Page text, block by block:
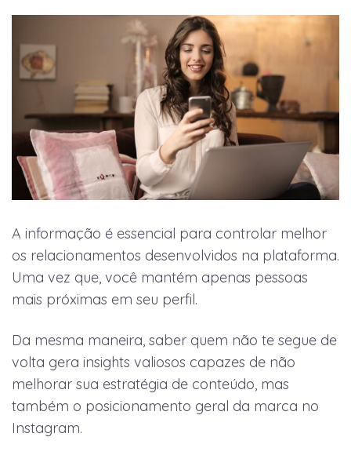
A informação é essencial para controlar melhor
os relacionamentos desenvolvidos na plataforma.
Uma vez que, você mantém apenas pessoas
mais próximas em seu perfil.
Da mesma maneira, saber quem não te segue de
volta gera insights valiosos capazes de não
melhorar sua estratégia de conteúdo, mas
também o posicionamento geral da marca no
Instagram.